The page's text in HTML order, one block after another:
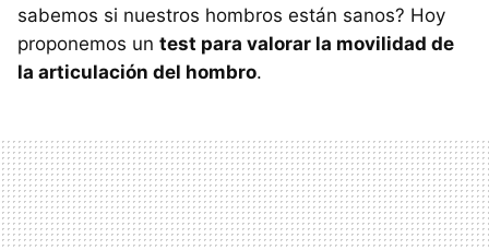
sabemos si nuestros hombros están sanos? Hoy
proponemos un test para valorar la movilidad de
la articulación del hombro.